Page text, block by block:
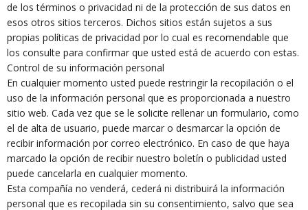
de los términos o privacidad ni de la protección de sus datos en
esos otros sitios terceros. Dichos sitios están sujetos a sus
propias políticas de privacidad por lo cual es recomendable que
los consulte para confirmar que usted está de acuerdo con estas.
Control de su información personal
En cualquier momento usted puede restringir la recopilación o el
uso de la información personal que es proporcionada a nuestro
sitio web. Cada vez que se le solicite rellenar un formulario, como
el de alta de usuario, puede marcar o desmarcar la opción de
recibir información por correo electrónico. En caso de que haya
marcado la opción de recibir nuestro boletín o publicidad usted
puede cancelarla en cualquier momento.
Esta compañía no venderá, cederá ni distribuirá la información
personal que es recopilada sin su consentimiento, salvo que sea